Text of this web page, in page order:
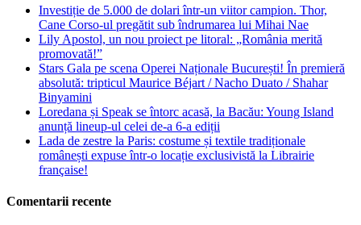
Investiție de 5.000 de dolari într-un viitor campion. Thor,
Cane Corso-ul pregătit sub îndrumarea lui Mihai Nae
Lily Apostol, un nou proiect pe litoral: „România merită
promovată!”
Stars Gala pe scena Operei Naționale București! În premieră
absolută: tripticul Maurice Béjart / Nacho Duato / Shahar
Binyamini
Loredana și Speak se întorc acasă, la Bacău: Young Island
anunță lineup-ul celei de-a 6-a ediții
Lada de zestre la Paris: costume și textile tradiționale
românești expuse într-o locație exclusivistă la Librairie
française!
Comentarii recente